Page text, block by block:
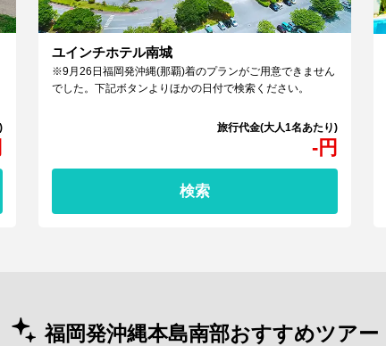
ユインチホテル南城
-円
※9月26日福岡発沖縄(那覇)着のプランがご用意できません
でした。下記ボタンよりほかの日付で検索ください。
検索
福岡発沖縄本島南部おすすめツアー